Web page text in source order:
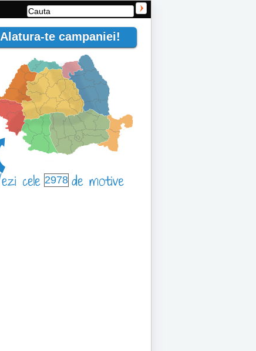
Alatura-te campaniei!
2978